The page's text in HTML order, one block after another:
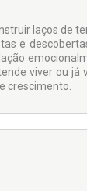
laços de
e
viver ou já
crescimento.